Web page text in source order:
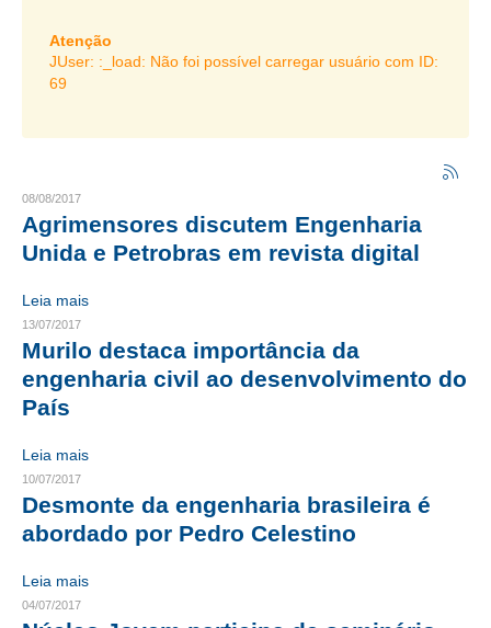
LIVRO GESTÃO 2026-2029
SUBSEDES SINDICAIS
CRESCE BRASIL
CONSELHO TECNOLÓGICO
HISTÓRICO E ATUAÇÃO
COMPOSIÇÃO
CONSELHOS ASSESSORES
NÚCLEO DA MULHER ENGENHEIRA
TRANSPARÊNCIA
Atenção
JUser: :_load: Não foi possível carregar usuário com ID:
69
08/08/2017
Agrimensores discutem Engenharia
Unida e Petrobras em revista digital
Leia mais
13/07/2017
Murilo destaca importância da
engenharia civil ao desenvolvimento do
País
Leia mais
10/07/2017
Desmonte da engenharia brasileira é
abordado por Pedro Celestino
Leia mais
04/07/2017